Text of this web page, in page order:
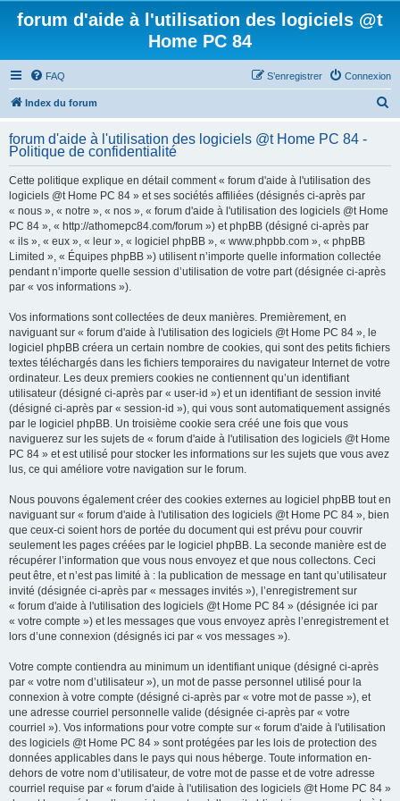
forum d'aide à l'utilisation des logiciels @t
Home PC 84
FAQ Connexion
S’enregistrer
Index du forum
h
forum d'aide à l'utilisation des logiciels @t Home PC 84 -
Politique de confidentialité
Cette politique explique en détail comment « forum d'aide à l'utilisation des
logiciels @t Home PC 84 » et ses sociétés affiliées (désignés ci-après par
« nous », « notre », « nos », « forum d'aide à l'utilisation des logiciels @t Home
PC 84 », « http://athomepc84.com/forum ») et phpBB (désigné ci-après par
« ils », « eux », « leur », « logiciel phpBB », « www.phpbb.com », « phpBB
Limited », « Équipes phpBB ») utilisent n’importe quelle information collectée
pendant n’importe quelle session d’utilisation de votre part (désignée ci-après
par « vos informations »).
Vos informations sont collectées de deux manières. Premièrement, en
naviguant sur « forum d'aide à l'utilisation des logiciels @t Home PC 84 », le
logiciel phpBB créera un certain nombre de cookies, qui sont des petits fichiers
textes téléchargés dans les fichiers temporaires du navigateur Internet de votre
ordinateur. Les deux premiers cookies ne contiennent qu’un identifiant
utilisateur (désigné ci-après par « user-id ») et un identifiant de session invité
(désigné ci-après par « session-id »), qui vous sont automatiquement assignés
par le logiciel phpBB. Un troisième cookie sera créé une fois que vous
naviguerez sur les sujets de « forum d'aide à l'utilisation des logiciels @t Home
PC 84 » et est utilisé pour stocker les informations sur les sujets que vous avez
lus, ce qui améliore votre navigation sur le forum.
Nous pouvons également créer des cookies externes au logiciel phpBB tout en
naviguant sur « forum d'aide à l'utilisation des logiciels @t Home PC 84 », bien
que ceux-ci soient hors de portée du document qui est prévu pour couvrir
seulement les pages créées par le logiciel phpBB. La seconde manière est de
récupérer l’information que vous nous envoyez et que nous collectons. Ceci
peut être, et n’est pas limité à : la publication de message en tant qu’utilisateur
invité (désignée ci-après par « messages invités »), l’enregistrement sur
« forum d'aide à l'utilisation des logiciels @t Home PC 84 » (désignée ici par
« votre compte ») et les messages que vous envoyez après l’enregistrement et
lors d’une connexion (désignés ici par « vos messages »).
Votre compte contiendra au minimum un identifiant unique (désigné ci-après
par « votre nom d’utilisateur »), un mot de passe personnel utilisé pour la
connexion à votre compte (désigné ci-après par « votre mot de passe »), et
une adresse courriel personnelle valide (désignée ci-après par « votre
courriel »). Vos informations pour votre compte sur « forum d'aide à l'utilisation
des logiciels @t Home PC 84 » sont protégées par les lois de protection des
données applicables dans le pays qui nous héberge. Toute information en-
dehors de votre nom d’utilisateur, de votre mot de passe et de votre adresse
courriel requise par « forum d'aide à l'utilisation des logiciels @t Home PC 84 »